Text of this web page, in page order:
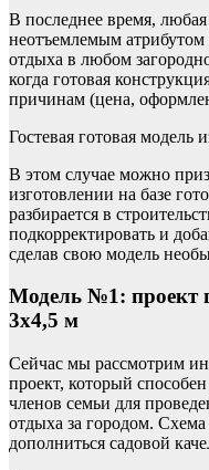
В последнее время, любая
неотъемлемым
отдыха в любом
когда готовая
причинам (цена,
Гостевая готовая модель
В этом случае можно
изготовлении на базе
разбирается в
подкорректировать и
сделав свою модель
Модель №1: проект
3х4,5 м
Сейчас мы рассмотрим
проект, который
членов семьи для
отдыха за городом.
дополниться садовой